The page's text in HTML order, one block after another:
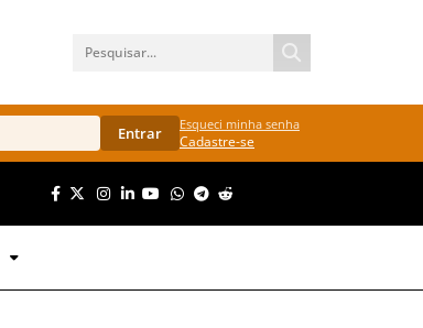
Entrar Esqueci minha senha
Cadastre-se